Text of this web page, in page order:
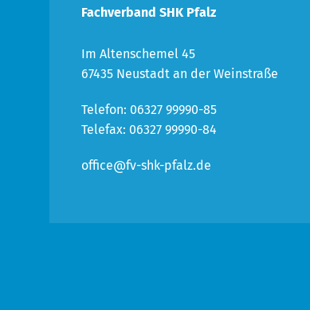
Fachverband SHK Pfalz
Im Altenschemel 45
67435 Neustadt an der Weinstraße
Telefon: 06327 99990-85
Telefax: 06327 99990-84
office@fv-shk-pfalz.de